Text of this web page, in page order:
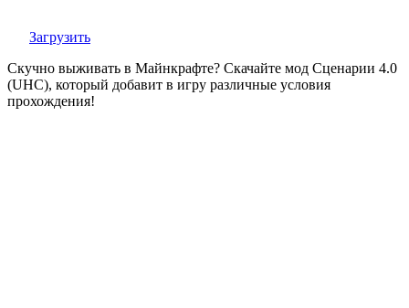
Загрузить
Скучно выживать в Майнкрафте? Скачайте мод Сценарии 4.0
(UHC), который добавит в игру различные условия
прохождения!